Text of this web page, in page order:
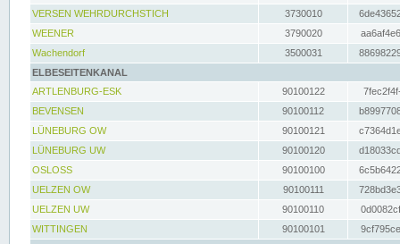
VERSEN WEHRDURCHSTICH
3730010
WEENER
3790020
Wachendorf
3500031
ELBESEITENKANAL
ARTLENBURG-ESK
90100122
BEVENSEN
90100112
LÜNEBURG OW
90100121
LÜNEBURG UW
90100120
OSLOSS
90100100
UELZEN OW
90100111
UELZEN UW
90100110
WITTINGEN
90100101